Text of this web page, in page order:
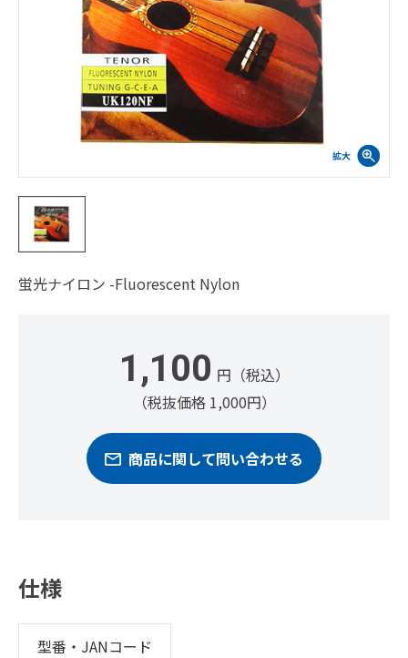
蛍光ナイロン -Fluorescent Nylon
1,100 円（税込）
（税抜価格 1,000円）
商品に関して問い合わせる
仕様
型番・JANコード